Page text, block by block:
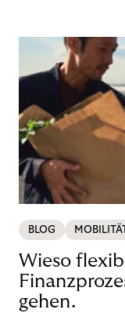
BLOG
Wieso
gehen.